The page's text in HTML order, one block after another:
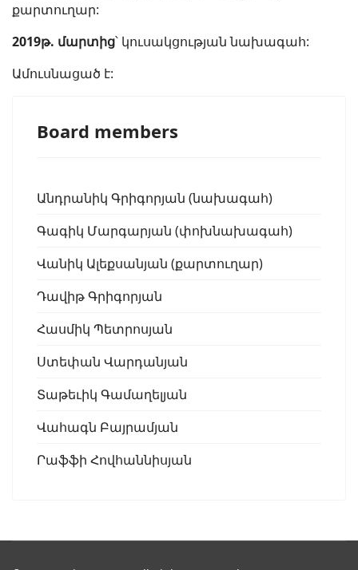
քարտուղար:
2019թ. մարտից՝ կուսակցության նախագահ:
Ամուսնացած է:
Board members
Անդրանիկ Գրիգորյան (նախագահ)
Գագիկ Մարգարյան (փոխնախագահ)
Վանիկ Ալեքսանյան (քարտուղար)
Դավիթ Գրիգորյան
Հասմիկ Պետրոսյան
Ստեփան Վարդանյան
Տաթեւիկ Գամաղելյան
Վահագն Բայրամյան
Րաֆֆի Հովհաննիսյան